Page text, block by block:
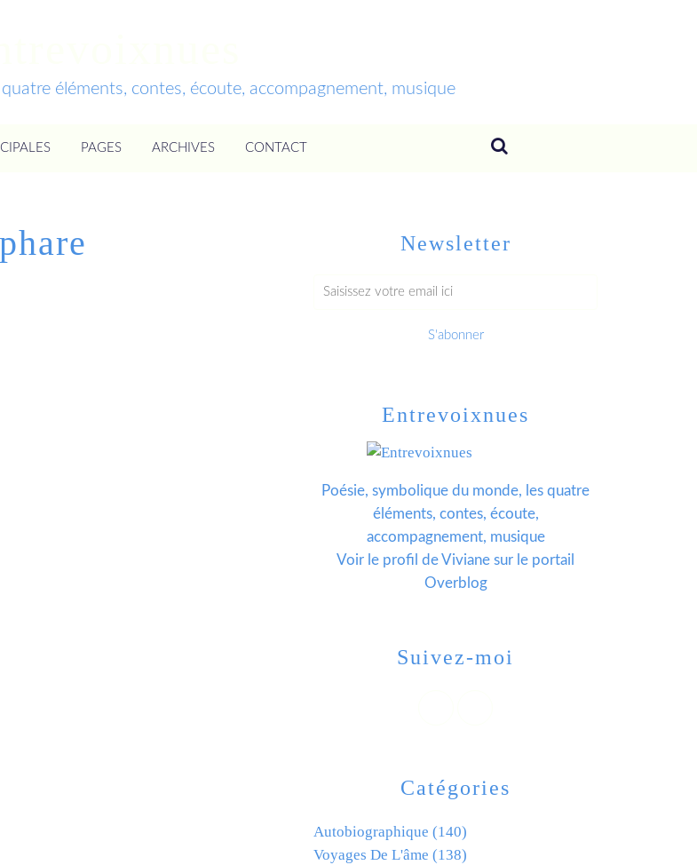
éléments, contes, écoute, accompagnement, musique
PAGES ARCHIVES CONTACT
Newsletter
Catégories
Autobiographique (140)
Voyages De L'âme (138)
Entrevoixnues
Poésie, symbolique du monde, les quatre
éléments, contes, écoute,
accompagnement, musique
Voir le profil deViviane sur le portail
Overblog
Suivez-moi